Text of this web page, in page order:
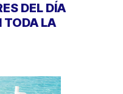
DEL DÍA
TODA LA